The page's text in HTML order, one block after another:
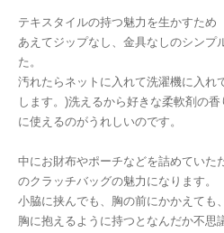
テキスタイルの持つ魅力を生かすため
あえてジップなし、金具なしのシンプ
た。
汚れたらネットに入れて洗濯機に入れ
します。)洗えるから好きな柔軟剤の
に使えるのがうれしいのです。
中にお財布やポーチなどを詰めていた
のクラッチバッグの魅力になります。
小脇に挟んでも、胸の前にかかえても
胸に抱えるように持つとなんだか不思